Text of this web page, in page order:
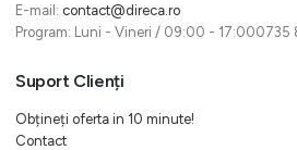
E-mail: contact@direca.ro
Program: Luni - Vineri / 09:00 -
Suport Clienți
Obțineți oferta in 10 minute!
Contact